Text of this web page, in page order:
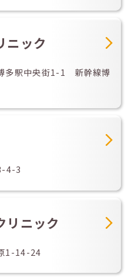
ニック
多駅中央街1-1 新幹線博
4-3
リニック
1-14-24